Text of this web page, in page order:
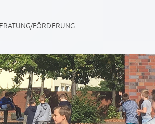
FÖRDERUNG